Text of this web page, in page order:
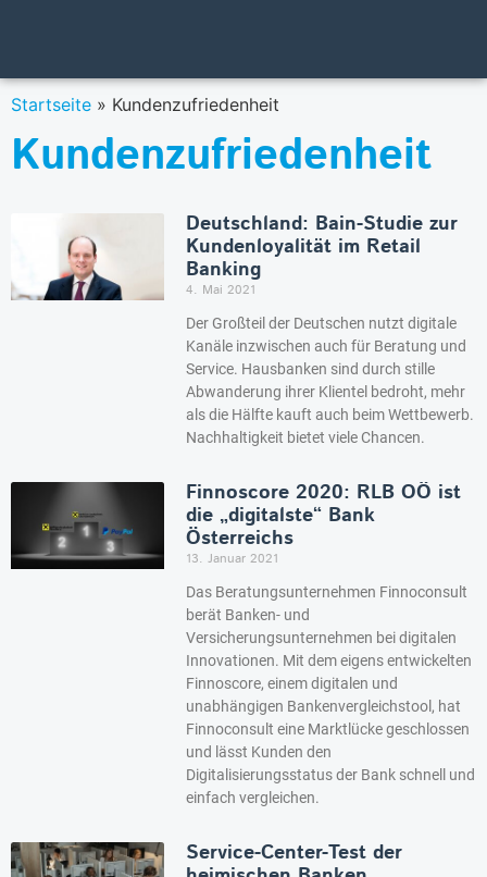
Startseite » Kundenzufriedenheit
Kundenzufriedenheit
Deutschland: Bain-Studie zur
Kundenloyalität im Retail
Banking
4. Mai 2021
Der Großteil der Deutschen nutzt digitale
Kanäle inzwischen auch für Beratung und
Service. Hausbanken sind durch stille
Abwanderung ihrer Klientel bedroht, mehr
als die Hälfte kauft auch beim Wettbewerb.
Nachhaltigkeit bietet viele Chancen.
Finnoscore 2020: RLB OÖ ist
die „digitalste“ Bank
Österreichs
13. Januar 2021
Das Beratungsunternehmen Finnoconsult
berät Banken- und
Versicherungsunternehmen bei digitalen
Innovationen. Mit dem eigens entwickelten
Finnoscore, einem digitalen und
unabhängigen Bankenvergleichstool, hat
Finnoconsult eine Marktlücke geschlossen
und lässt Kunden den
Digitalisierungsstatus der Bank schnell und
einfach vergleichen.
Service-Center-Test der